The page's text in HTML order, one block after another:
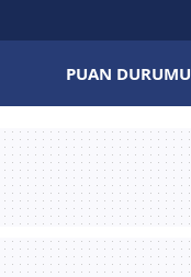
PUAN DURUMU